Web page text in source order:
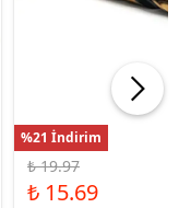
%21 İndirim
₺ 19.97
₺ 15.69